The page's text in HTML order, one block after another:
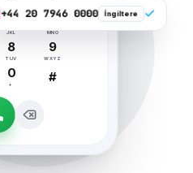
5
JKL
6
MNO
8
TUV
9
WXYZ
0
+ #
+44 20 7946 0000 İngiltere